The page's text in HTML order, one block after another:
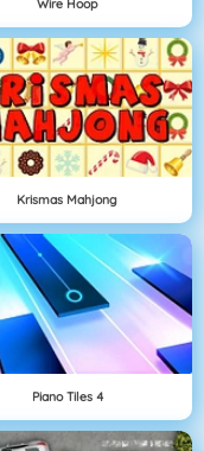
Krismas Mahjong
Piano Tiles 4